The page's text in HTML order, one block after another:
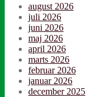
august 2026
juli 2026
juni 2026
maj 2026
april 2026
marts 2026
februar 2026
januar 2026
december 2025